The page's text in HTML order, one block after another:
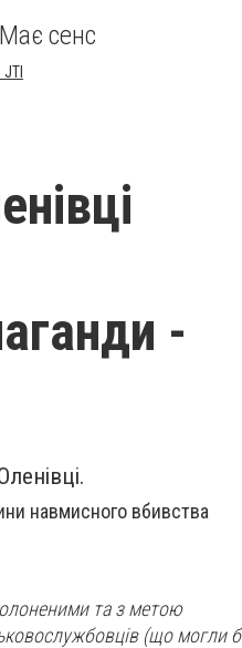
сенс
-
навмисного вбивства
та з метою
(що могли б